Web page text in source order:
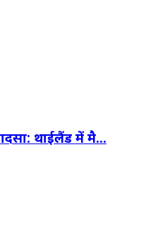
थाईलैंड में मै...